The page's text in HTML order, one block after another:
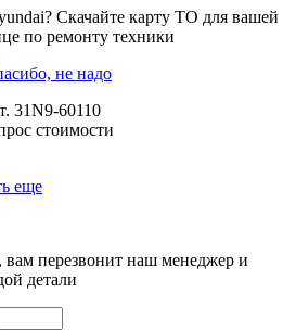
Скачайте карту ТО для вашей
по ремонту техники
не надо
31N9-60110
стоимости
еще
вам перезвонит наш менеджер и
детали